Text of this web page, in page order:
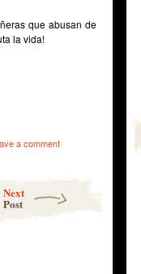
que abusan de
la vida!
a comment
Next
Post